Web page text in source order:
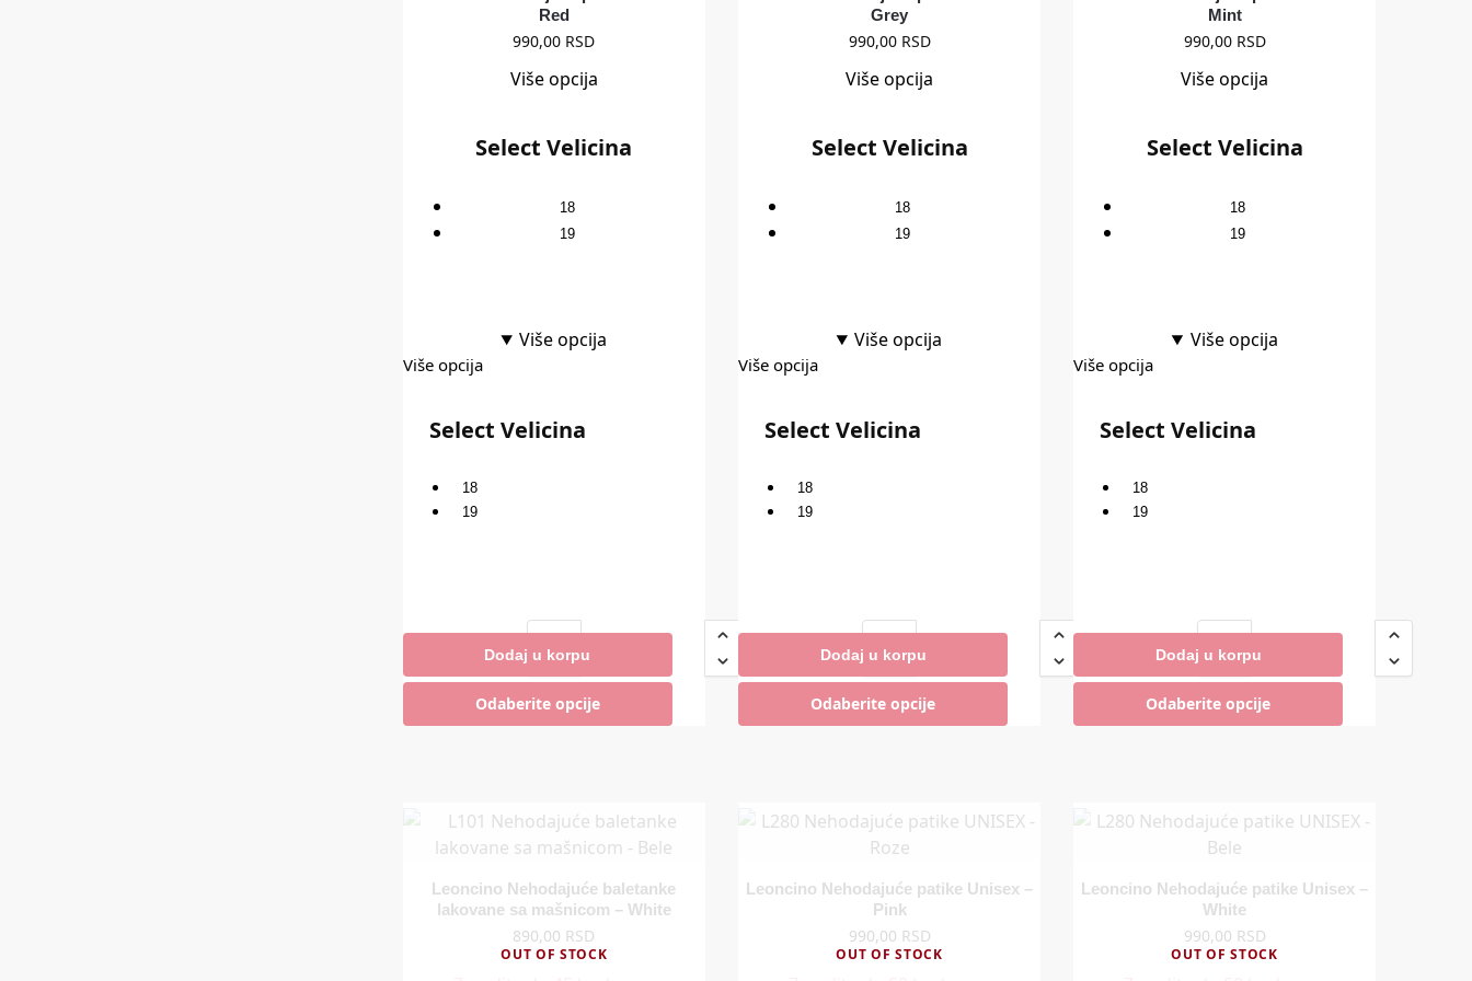
Red
990,00 RSD
Više opcija
Select Velicina
18
19
Više opcija
Više opcija
Select Velicina
18
19
Dodaj u korpu
Zaradite do 50 bodova.
Odaberite opcije
Grey
990,00 RSD
Više opcija
Select Velicina
18
19
Više opcija
Više opcija
Select Velicina
18
19
Dodaj u korpu
Zaradite do 50 bodova.
Odaberite opcije
Mint
990,00 RSD
Više opcija
Select Velicina
18
19
Više opcija
Više opcija
Select Velicina
18
19
Dodaj u korpu
Zaradite do 50 bodova.
Odaberite opcije
OUT OF STOCK
Leoncino Nehodajuće baletanke
lakovane sa mašnicom – White
890,00 RSD
OUT OF STOCK
Leoncino Nehodajuće patike Unisex –
Pink
990,00 RSD
OUT OF STOCK
Leoncino Nehodajuće patike Unisex –
White
990,00 RSD